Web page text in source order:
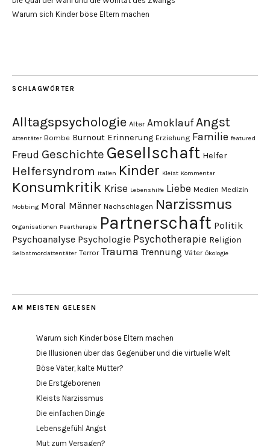
Warum sich Kinder böse Eltern machen
SCHLAGWÖRTER
Alltagspsychologie Alter Amoklauf Angst
Attentäter Bombe Burnout Erinnerung Erziehung Familie featured
Freud Geschichte Gesellschaft Helfer
Helfersyndrom Italien Kinder Kleist Kommentar
Konsumkritik Krise Lebenshilfe Liebe Medien Medizin
Mobbing Moral Männer Nachschlagen Narzissmus
Organisationen Paartherapie Partnerschaft Politik
Psychoanalyse Psychologie Psychotherapie Religion
Selbstmordattentäter Terror Trauma Trennung Väter Ökologie
AM MEISTEN GELESEN
Warum sich Kinder böse Eltern machen
Die Illusionen über das Gegenüber und die virtuelle Welt
Böse Väter, kalte Mütter?
Die Erstgeborenen
Kleists Narzissmus
Die einfachen Dinge
Lebensgefühl Angst
Mut zum Versagen?